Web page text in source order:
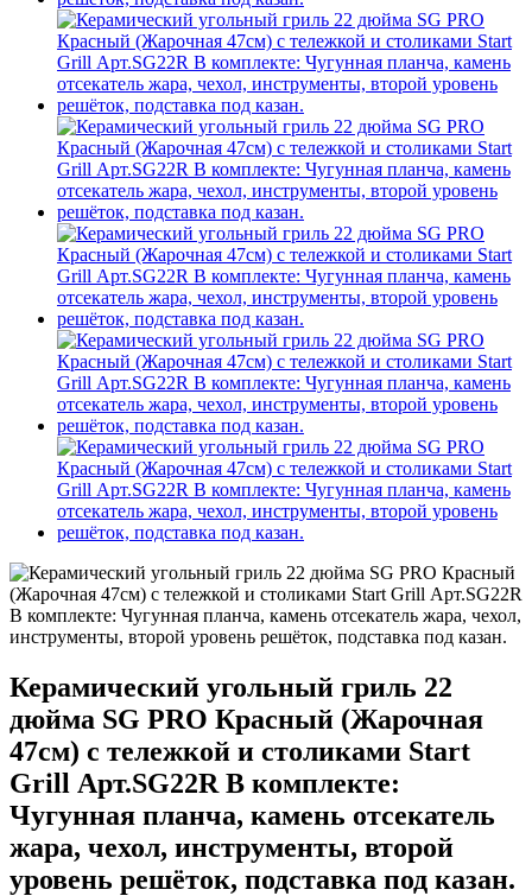
Керамический угольный гриль 22
дюйма SG PRO Красный (Жарочная
47см) с тележкой и столиками Start
Grill Арт.SG22R В комплекте:
Чугунная планча, камень отсекатель
жара, чехол, инструменты, второй
уровень решёток, подставка под казан.